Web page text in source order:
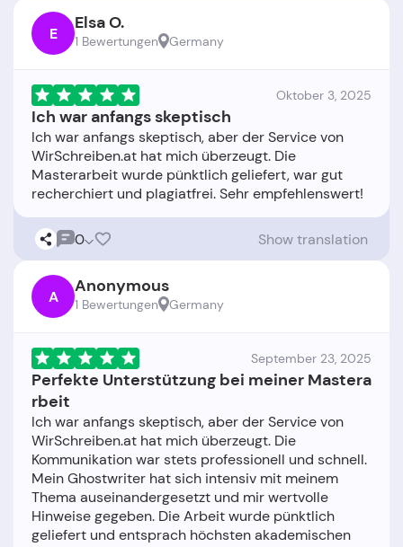
E Elsa O.
1 Bewertungen Germany
Oktober 3, 2025
Ich war anfangs skeptisch
Ich war anfangs skeptisch, aber der Service von
WirSchreiben.at hat mich überzeugt. Die
Masterarbeit wurde pünktlich geliefert, war gut
0 Show translation
A Anonymous
1 Bewertungen Germany
September 23, 2025
Perfekte Unterstützung bei meiner Mastera
rbeit
Ich war anfangs skeptisch, aber der Service von
WirSchreiben.at hat mich überzeugt. Die
Kommunikation war stets professionell und schnell.
Mein Ghostwriter hat sich intensiv mit meinem
Thema auseinandergesetzt und mir wertvolle
Hinweise gegeben. Die Arbeit wurde pünktlich
geliefert und entsprach höchsten akademischen